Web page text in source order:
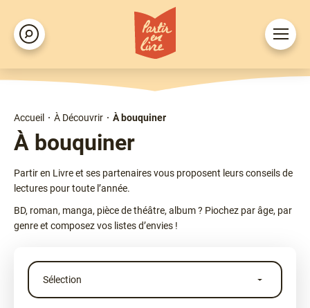
Aller
au
contenu
principal
Rechercher
Ouvrir
le
d'Ariane
Accueil À Découvrir À bouquiner
À bouquiner
Chapô
Partir en Livre et ses partenaires vous proposent leurs conseils de
lectures pour toute l’année.
BD, roman, manga, pièce de théâtre, album ? Piochez par âge, par
genre et composez vos listes d’envies !
Sélection